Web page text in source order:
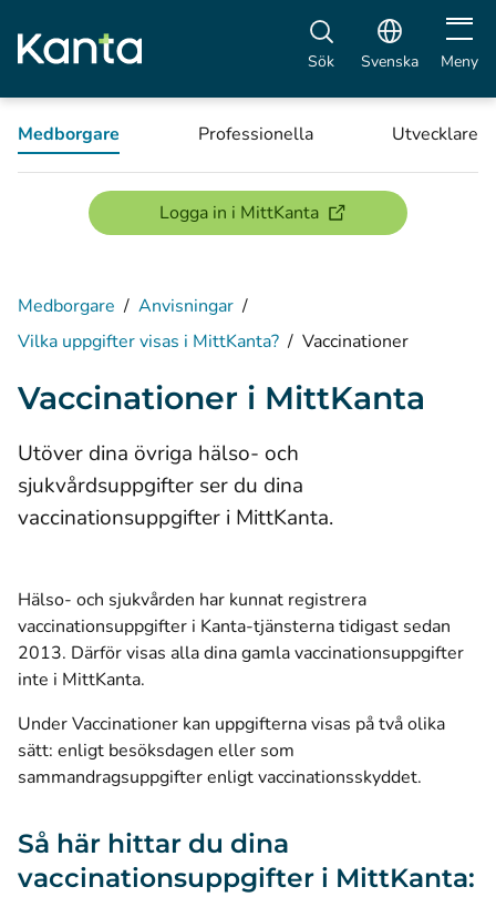
Sök Svenska Öppna
Meny
Medborgare Professionella Utvecklare
Logga in i MittKanta(öppnas i ett nytt
Medborgare / Anvisningar /
Vilka uppgifter visas i MittKanta? / Vaccinationer
Vaccinationer i MittKanta
Utöver dina övriga hälso- och
sjukvårdsuppgifter ser du dina
vaccinationsuppgifter i MittKanta.
Hälso- och sjukvården har kunnat registrera
vaccinationsuppgifter i Kanta-tjänsterna tidigast sedan
2013. Därför visas alla dina gamla vaccinationsuppgifter
inte i MittKanta.
Under Vaccinationer kan uppgifterna visas på två olika
sätt: enligt besöksdagen eller som
sammandragsuppgifter enligt vaccinationsskyddet.
Så här hittar du dina
vaccinationsuppgifter i MittKanta: